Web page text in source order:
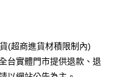
(超商進貨材積限制內)
台實體門市提供退款、退